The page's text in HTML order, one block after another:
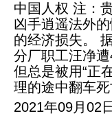
中国人权 注：
凶手逍遥法外
的经济损失。
分厂职工汪净
但总是被用“正
理的途中翻车
2021年09月02日